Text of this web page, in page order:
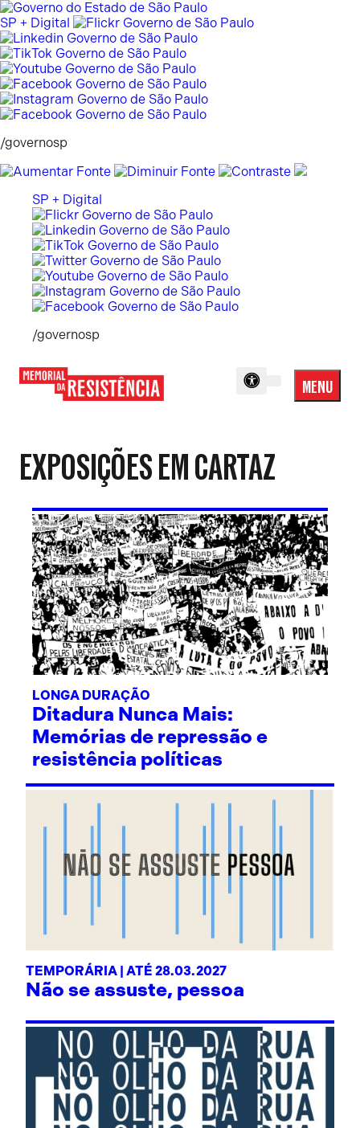
Pular
para
o
conteúdo
SP + Digital
/governosp
SP + Digital
/governosp
MENU
Menu
EXPOSIÇÕES EM CARTAZ
LONGA DURAÇÃO
Ditadura Nunca Mais:
Memórias de repressão e
resistência políticas
TEMPORÁRIA | ATÉ 28.03.2027
Não se assuste, pessoa